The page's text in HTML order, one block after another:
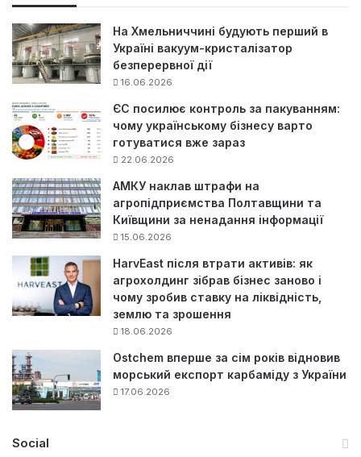
На Хмельниччині будують перший в
Україні вакуум-кристалізатор
безперервної дії
16.06.2026
ЄС посилює контроль за пакуванням:
чому українському бізнесу варто
готуватися вже зараз
22.06.2026
АМКУ наклав штрафи на
агропідприємства Полтавщини та
Київщини за ненадання інформації
15.06.2026
HarvEast після втрати активів: як
агрохолдинг зібрав бізнес заново і
чому зробив ставку на ліквідність,
землю та зрошення
18.06.2026
Ostchem вперше за сім років відновив
морський експорт карбаміду з України
17.06.2026
Social